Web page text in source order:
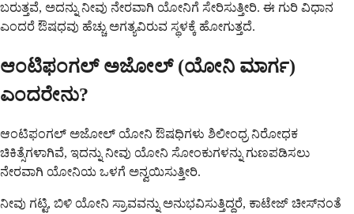
ಬರುತ್ತವೆ, ಅದನ್ನು ನೀವು ನೇರವಾಗಿ ಯೋನಿಗೆ ಸೇರಿಸುತ್ತೀರಿ. ಈ ಗುರಿ ವಿಧಾನ
ಎಂದರೆ ಔಷಧವು ಹೆಚ್ಚು ಅಗತ್ಯವಿರುವ ಸ್ಥಳಕ್ಕೆ ಹೋಗುತ್ತದೆ.
ಆಂಟಿಫಂಗಲ್ ಅಜೋಲ್ (ಯೋನಿ ಮಾರ್ಗ)
ಎಂದರೇನು?
ಆಂಟಿಫಂಗಲ್ ಅಜೋಲ್ ಯೋನಿ ಔಷಧಿಗಳು ಶಿಲೀಂಧ್ರ ನಿರೋಧಕ
ಚಿಕಿತ್ಸೆಗಳಾಗಿವೆ, ಇದನ್ನು ನೀವು ಯೋನಿ ಸೋಂಕುಗಳನ್ನು ಗುಣಪಡಿಸಲು
ನೇರವಾಗಿ ಯೋನಿಯ ಒಳಗೆ ಅನ್ವಯಿಸುತ್ತೀರಿ.
ನೀವು ಗಟ್ಟಿ, ಬಿಳಿ ಯೋನಿ ಸ್ರಾವವನ್ನು ಅನುಭವಿಸುತ್ತಿದ್ದರೆ, ಕಾಟೇಜ್ ಚೀಸ್‌ನಂತೆ